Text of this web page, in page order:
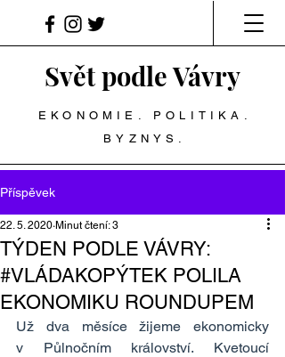
Svět podle Vávry
EKONOMIE. POLITIKA.
BYZNYS.
Příspěvek
TÝDEN PODLE VÁVRY:
#VLÁDAKOPÝTEK POLILA
EKONOMIKU ROUNDUPEM
22. 5. 2020 Minut čtení: 3
Už dva měsíce žijeme ekonomicky
v Půlnočním království. Kvetoucí